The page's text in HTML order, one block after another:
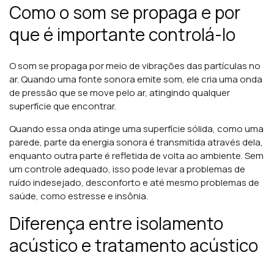
Como o som se propaga e por
que é importante controlá-lo
O som se propaga por meio de vibrações das partículas no
ar. Quando uma fonte sonora emite som, ele cria uma onda
de pressão que se move pelo ar, atingindo qualquer
superfície que encontrar.
Quando essa onda atinge uma superfície sólida, como uma
parede, parte da energia sonora é transmitida através dela,
enquanto outra parte é refletida de volta ao ambiente. Sem
um controle adequado, isso pode levar a problemas de
ruído indesejado, desconforto e até mesmo problemas de
saúde, como estresse e insônia.
Diferença entre isolamento
acústico e tratamento acústico